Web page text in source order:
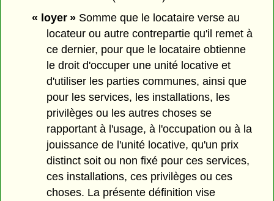
« loyer »Somme que le locataire verse au
locateur ou autre contrepartie qu'il remet à
ce dernier, pour que le locataire obtienne
le droit d'occuper une unité locative et
d'utiliser les parties communes, ainsi que
pour les services, les installations, les
privilèges ou les autres choses se
rapportant à l'usage, à l'occupation ou à la
jouissance de l'unité locative, qu'un prix
distinct soit ou non fixé pour ces services,
ces installations, ces privilèges ou ces
choses. La présente définition vise